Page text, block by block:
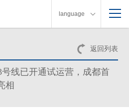
language
返回列表
线已开通试运营，成都首
相